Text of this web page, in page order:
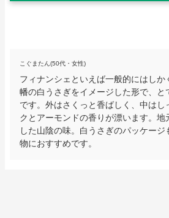
こぐまたん(50代・女性)
フィナンシェといえば一般的にはしか
幡の白うさぎをイメージした形で、と
です。外はさくっと香ばしく、中はし
クとアーモンドの香りが漂います。地
した山陰の味。白うさぎのパッケージ
物におすすめです。